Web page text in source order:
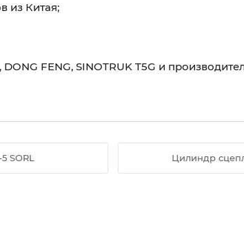
из Китая;
FENG, SINOTRUK T5G и
SORL Цилиндр